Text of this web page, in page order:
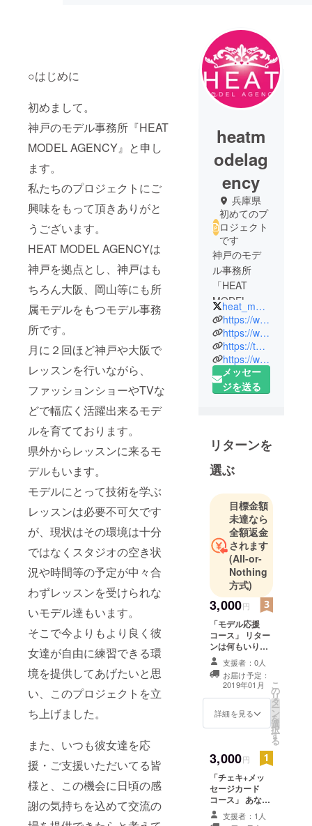
○はじめに
初めまして。
神戸のモデル事務所『HEAT
MODEL AGENCY』と申し
ます。
私たちのプロジェクトにご
興味をもって頂きありがと
うございます。
HEAT MODEL AGENCYは
神戸を拠点とし、神戸はも
ちろん大阪、岡山等にも所
属モデルをもつモデル事務
所です。
月に２回ほど神戸や大阪で
レッスンを行いながら、
ファッションショーやTVな
どで幅広く活躍出来るモデ
ルを育てております。
県外からレッスンに来るモ
デルもいます。
モデルにとって技術を学ぶ
レッスンは必要不可欠です
が、現状はその環境は十分
ではなくスタジオの空き状
況や時間等の予定が中々合
わずレッスンを受けられな
いモデル達もいます。
そこで今よりもより良く彼
女達が自由に練習できる環
境を提供してあげたいと思
い、このプロジェクトを立
ち上げました。
また、いつも彼女達を応
援・ご支援いただいてる皆
様と、この機会に日頃の感
謝の気持ちを込めて交流の
heatm
odelag
ency
兵庫県
初めてのプ
ロジェクト
です
神戸のモデ
ル事務所
「HEAT
MODEL
AGENCY』
です。
heat_model
https://www.heat-model.com/
https://www.facebook.com/heat.model.agency/
https://twitter.com/heat_model
https://www.instagram.com/heatmodelagency/
メッセー
ジを送る
リターンを
選ぶ
目標金額
未達なら
全額返金
されます
(All-or-
Nothing
方式)
3,000円
「モデル応援
コース」 リター
ンは何もいりま
せん！ ただただ
モデル達を応援
したい！という
方。 感謝の気持
ちを込めてモデ
ル達のポスト
ドは堂元うら
あ、sakula、音
羽美香、愛香の
集合写真を送付
させていただき
ます。
支援者：0人
お届け予定：
2019年01月
詳細を見る
こ
の
リ
タ
ー
ン
を
選
択
す
る
3,000円
「チェキ+メッ
セージカード
コース」 あなた
の応援モデルの
チェキ２枚+お礼
支援者：1人